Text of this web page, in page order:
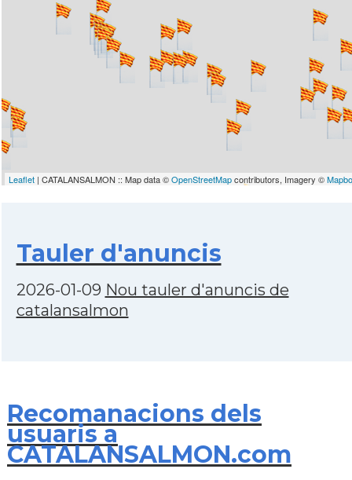
Leaflet | CATALANSALMON :: Map data ©OpenStreetMapcontributors, Imagery ©
Tauler d'anuncis
2026-01-09 Nou tauler d'anuncis de
catalansalmon
Recomanacions dels
usuaris a
CATALANSALMON.com